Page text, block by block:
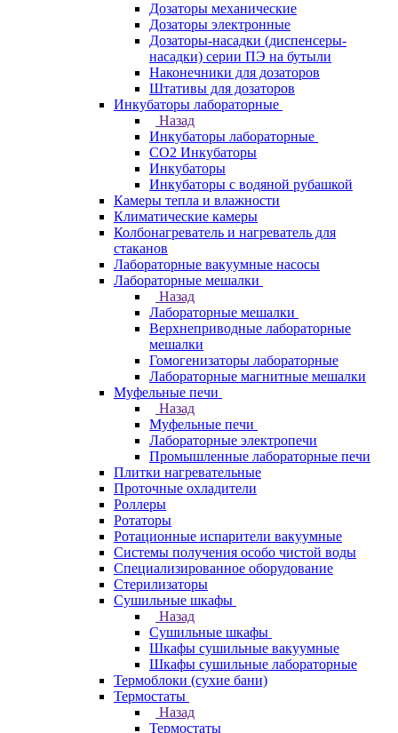
Дозаторы механические
Дозаторы электронные
Дозаторы-насадки (диспенсеры-
насадки) серии ПЭ на бутыли
Наконечники для дозаторов
Штативы для дозаторов
Инкубаторы лабораторные
Назад
Инкубаторы лабораторные
CO2 Инкубаторы
Инкубаторы
Инкубаторы с водяной рубашкой
Камеры тепла и влажности
Климатические камеры
Колбонагреватель и нагреватель для
стаканов
Лабораторные вакуумные насосы
Лабораторные мешалки
Назад
Лабораторные мешалки
Верхнеприводные лабораторные
мешалки
Гомогенизаторы лабораторные
Лабораторные магнитные мешалки
Муфельные печи
Назад
Муфельные печи
Лабораторные электропечи
Промышленные лабораторные печи
Плитки нагревательные
Проточные охладители
Роллеры
Ротаторы
Ротационные испарители вакуумные
Системы получения особо чистой воды
Специализированное оборудование
Стерилизаторы
Сушильные шкафы
Назад
Сушильные шкафы
Шкафы сушильные вакуумные
Шкафы сушильные лабораторные
Термоблоки (сухие бани)
Термостаты
Назад
Термостаты